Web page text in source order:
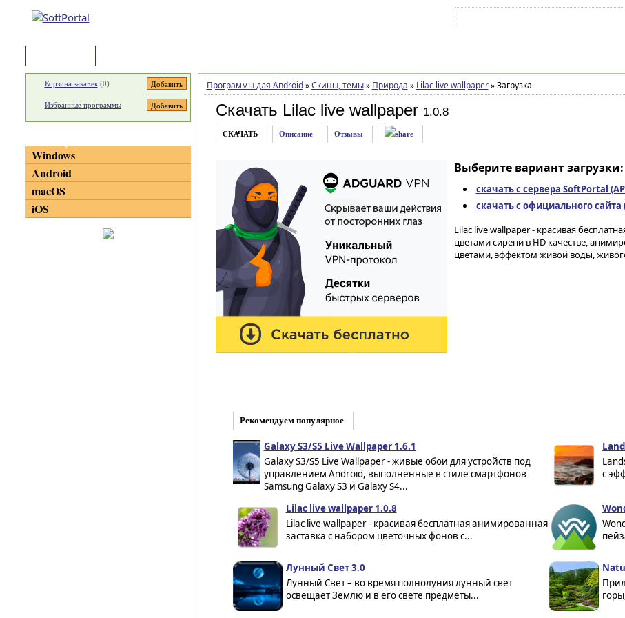
Программы для Android » Скины, темы » Природа » Lilac live wallpaper »Загрузка
Скачать Lilac live wallpaper 1.0.8
СКАЧАТЬ Описание Отзывы
Выберите вариант загрузки:
скачать с сервера SoftPortal
скачать с официального сайта
Lilac live wallpaper - красивая
цветами сирени в HD качестве,
цветами, эффектом живой воды,
Рекомендуем популярное
Galaxy S3/S5 Live Wallpaper 1.6.1
Galaxy S3/S5 Live Wallpaper - живые обои для устройств под
управлением Android, выполненные в стиле смартфонов
Samsung Galaxy S3 и Galaxy S4...
с
Lilac live wallpaper 1.0.8
Lilac live wallpaper - красивая бесплатная анимированная
заставка с набором цветочных фонов с...
Лунный Свет 3.0
Лунный Свет – во время полнолуния лунный свет
освещает Землю и в его свете предметы...
Корзина закачек(0)
Избранные программы
Windows
Android
macOS
iOS